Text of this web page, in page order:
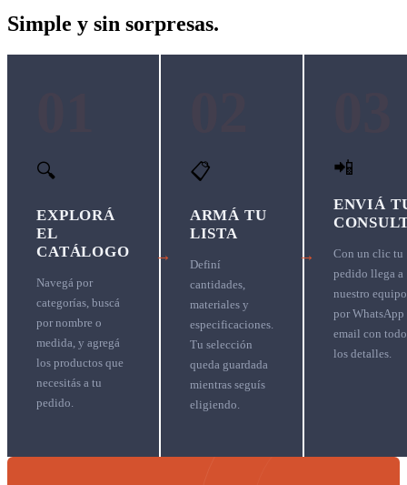
Simple y sin sorpresas.
🔍
EXPLORÁ
EL
CATÁLOGO
Navegá por
categorías, buscá
por nombre o
medida, y agregá
los productos que
necesitás a tu
pedido.
→
📋
ARMÁ TU
LISTA
Definí
cantidades,
materiales y
especificaciones.
Tu selección
queda guardada
mientras seguís
eligiendo.
→
📲
ENVIÁ
Con un clic tu
pedido llega a
nuestro equipo
por WhatsApp
email con
los detalles.